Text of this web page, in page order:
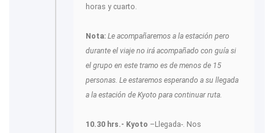
horas y cuarto.
Nota: Le acompañaremos a la estación pero
durante el viaje no irá acompañado con guía si
el grupo en este tramo es de menos de 15
personas. Le estaremos esperando a su llegada
a la estación de Kyoto para continuar ruta.
10.30 hrs.- Kyoto –Llegada-. Nos